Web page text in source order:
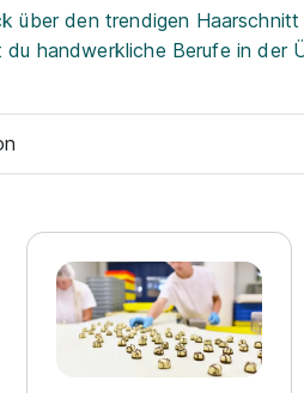
über den trendigen
handwerkliche Berufe in der